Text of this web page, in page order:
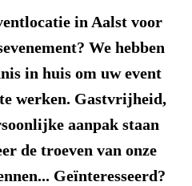
in Aalst voor
We hebben
in huis om uw event
werken. Gastvrijheid,
aanpak staan
de troeven van onze
Geïnteresseerd?